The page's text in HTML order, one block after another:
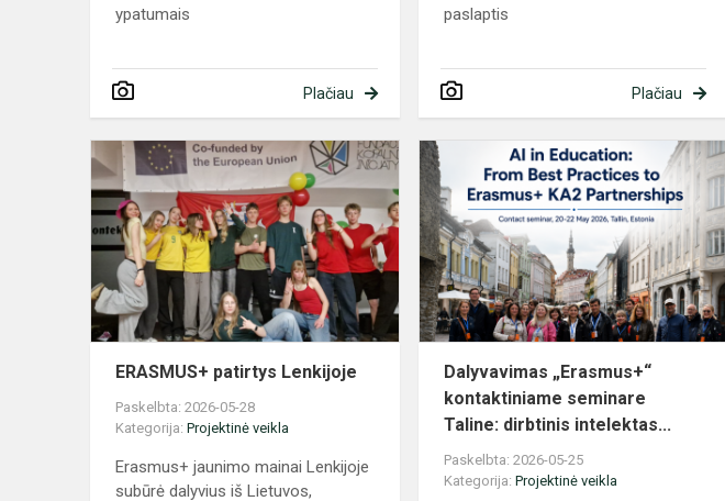
ypatumais
Plačiau
paslaptis
Plačiau
ERASMUS+
patirtys
Lenkijoje
ERASMUS+ patirtys Lenkijoje
Paskelbta: 2026-05-28
Kategorija: Projektinė veikla
Erasmus+ jaunimo mainai Lenkijoje
subūrė dalyvius iš Lietuvos,
Dalyvavimas „Erasmus+“
kontaktiniame seminare
Taline: dirbtinis intelektas...
Paskelbta: 2026-05-25
Kategorija:Projektinė veikla